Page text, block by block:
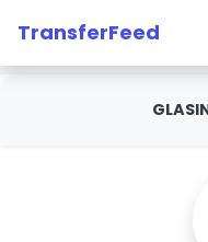
TransferFeed